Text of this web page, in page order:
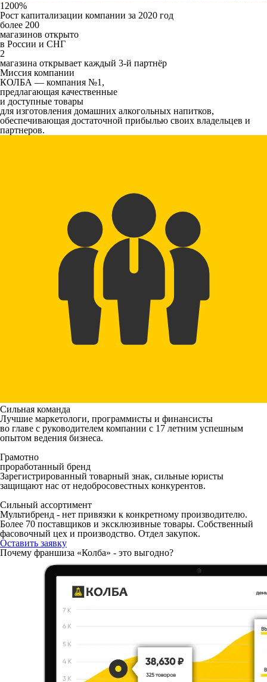
1200%
Рост капитализации компании за 2020 год
более 200
магазинов открыто
в России и СНГ
2
магазина открывает каждый 3-й партнёр
Миссия компании
КОЛБА — компания №1,
предлагающая качественные
и доступные товары
для изготовления домашних алкогольных напитков,
обеспечивающая достаточной прибылью своих владельцев и
партнеров.
Сильная команда
Лучшие маркетологи, программисты и финансисты
во главе с руководителем компании с 17 летним уcпешным
опытом ведения бизнеса.
Грамотно
проработанный бренд
Зарегистрированный товарный знак, сильные юристы
защищают нас от недобросовестных конкурентов.
Сильный ассортимент
Мультибренд - нет привязки к конкретному производителю.
Более 70 поставщиков и эксклюзивные товары. Собственный
фасовочный цех и производство. Отдел закупок.
Оставить заявку
Почему франшиза «Колба» - это выгодно?